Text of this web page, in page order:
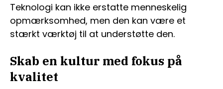
Teknologi kan ikke erstatte menneskelig
opmærksomhed, men den kan være et
stærkt værktøj til at understøtte den.
Skab en kultur med fokus på
kvalitet